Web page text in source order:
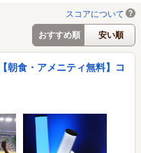
スコアについて
おすすめ順
安い順
朝食・アメニティ無料】コ